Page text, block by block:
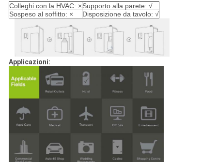
Colleghi con la HVAC: ×Supporto alla parete: √
Sospeso al soffitto: ×
Disposizione da tavolo: √
Applicazioni: